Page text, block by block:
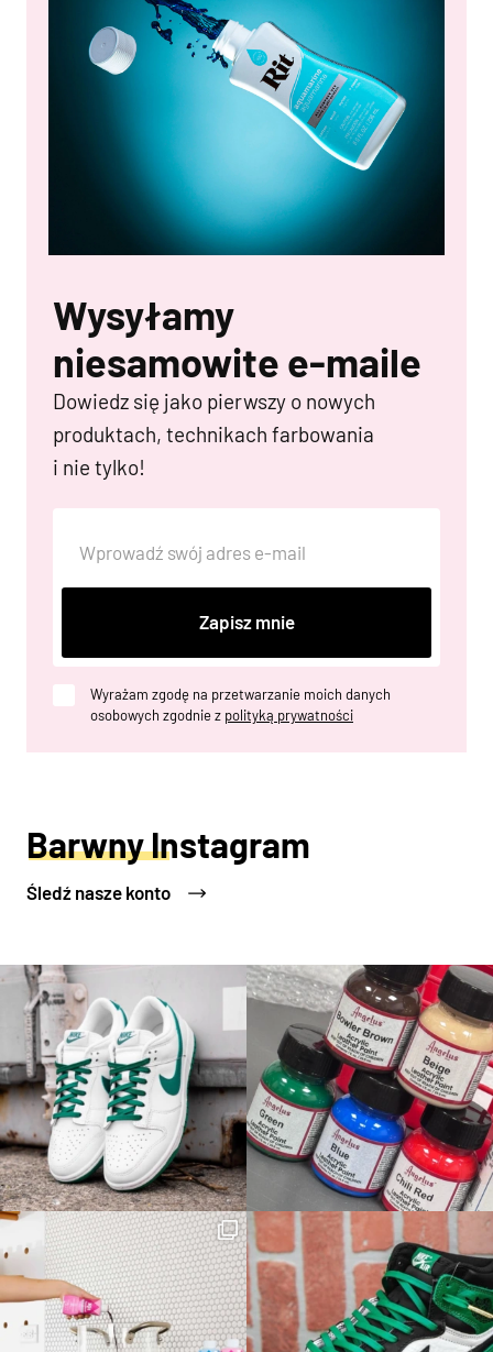
Wysyłamy
niesamowite e-maile
Dowiedz się jako pierwszy o nowych
produktach, technikach farbowania
i nie tylko!
Zapisz mnie
Wyrażam zgodę na przetwarzanie moich danych
osobowych zgodnie z polityką prywatności
Barwny Instagram
Śledź nasze konto